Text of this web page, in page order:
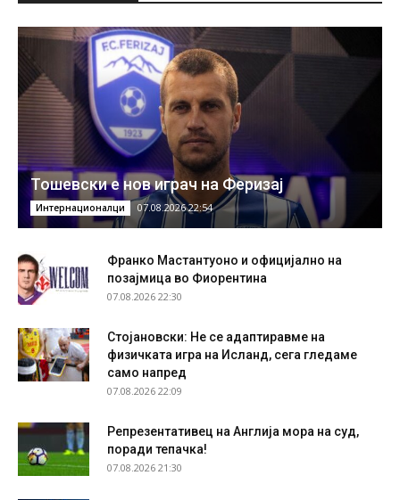
Тошевски е нов играч на Феризај
Интернационалци 07.08.2026 22:54
Франко Мастантуоно и официјално на
позајмица во Фиорентина
07.08.2026 22:30
Стојановски: Не се адаптиравме на
физичката игра на Исланд, сега гледаме
само напред
07.08.2026 22:09
Репрезентативец на Англија мора на суд,
поради тепачка!
07.08.2026 21:30